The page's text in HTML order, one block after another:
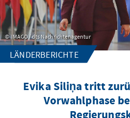
IMAGO / dts Nachrichtenagentur
LÄNDERBERICHTE
Evika Siliņa tritt
Vorwahlphase